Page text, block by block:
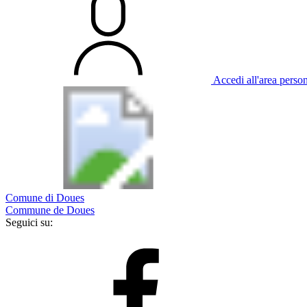
Accedi all'area
Comune di Doues
Commune de Doues
Seguici su: